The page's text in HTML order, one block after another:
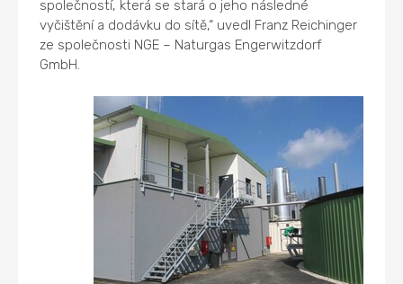
společností, která se stará o jeho následné
vyčištění a dodávku do sítě,“ uvedl Franz Reichinger
ze společnosti NGE – Naturgas Engerwitzdorf
GmbH.